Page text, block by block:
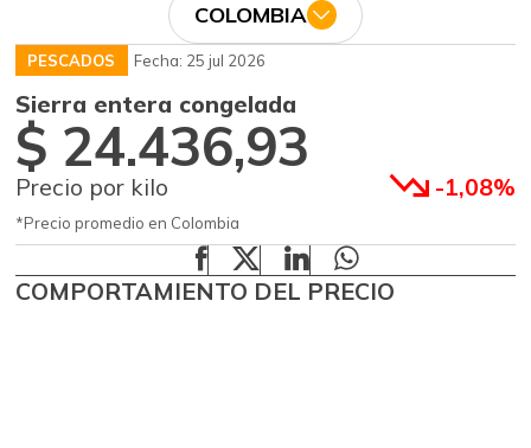
COLOMBIA
PESCADOS Fecha: 25 jul 2026
Sierra entera congelada
$ 24.436,93
Precio por kilo -1,08%
*Precio promedio en Colombia
COMPORTAMIENTO DEL PRECIO